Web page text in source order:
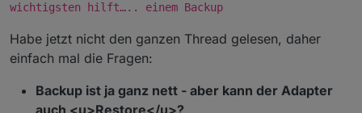
wichtigsten hilft….. einem Backup
Habe jetzt nicht den ganzen Thread gelesen, daher
einfach mal die Fragen:
Backup ist ja ganz nett - aber kann der Adapter